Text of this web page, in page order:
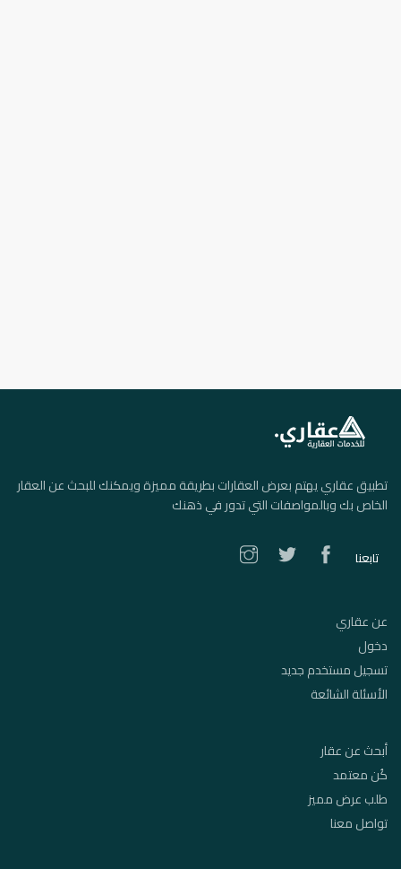
تطبيق عقاري يهتم بعرض العقارات بطريقة مميزة ويمكنك للبحث عن العقار
الخاص بك وبالمواصفات التي تدور في ذهنك
تابعنا
عن عقاري
دخول
تسجيل مستخدم جديد
الأسئلة الشائعة
أبحث عن عقار
كُن معتمد
طلب عرض مميز
تواصل معنا